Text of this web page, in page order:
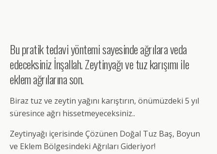
Bu pratik tedavi yöntemi sayesinde ağrılara veda
edeceksiniz İnşallah. Zeytinyağı ve tuz karışımı ile
eklem ağrılarına son.
Biraz tuz ve zeytin yağını karıştırın, önümüzdeki 5 yıl
süresince ağrı hissetmeyeceksiniz..
Zeytinyağı içerisinde Çözünen Doğal Tuz Baş, Boyun
ve Eklem Bölgesindeki Ağrıları Gideriyor!